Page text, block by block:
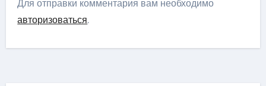
Для отправки комментария вам необходимо
авторизоваться.